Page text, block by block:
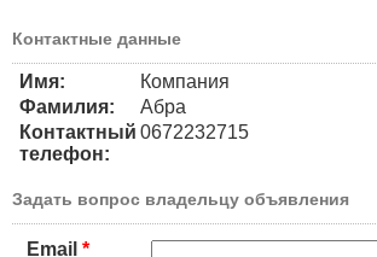
Контактные данные
Имя:
Компания
Фамилия:
Абра
Контактный
телефон:
0672232715
Задать вопрос владельцу объявления
Email *